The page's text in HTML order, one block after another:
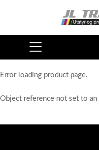
Error loading product page.
Object reference not set to